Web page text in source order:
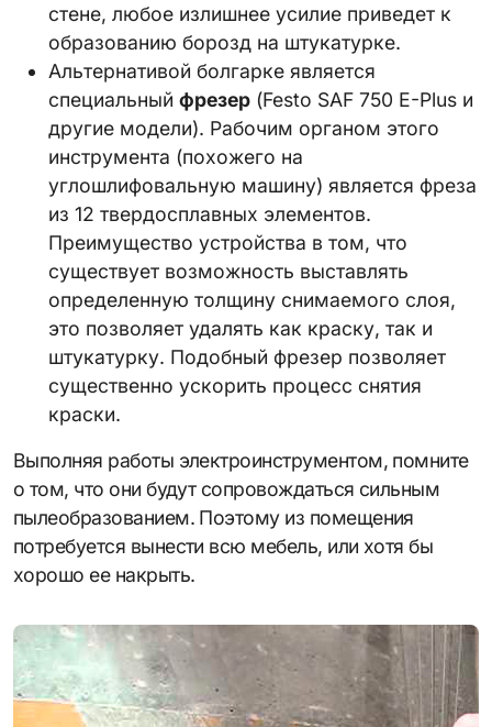
стене, любое излишнее усилие приведет к
образованию борозд на штукатурке.
Альтернативой болгарке является
специальный фрезер (Festo SAF 750 E-Plus и
другие модели). Рабочим органом этого
инструмента (похожего на
углошлифовальную машину) является фреза
из 12 твердосплавных элементов.
Преимущество устройства в том, что
существует возможность выставлять
определенную толщину снимаемого слоя,
это позволяет удалять как краску, так и
штукатурку. Подобный фрезер позволяет
существенно ускорить процесс снятия
краски.
Выполняя работы электроинструментом, помните
о том, что они будут сопровождаться сильным
пылеобразованием. Поэтому из помещения
потребуется вынести всю мебель, или хотя бы
хорошо ее накрыть.